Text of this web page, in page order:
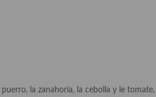
puerro, la zanahoria, la cebolla y le